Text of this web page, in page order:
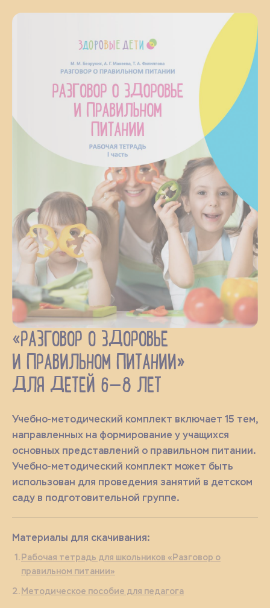
«РАЗГОВОР О ЗДОРОВЬЕ
И ПРАВИЛЬНОМ ПИТАНИИ»
ДЛЯ ДЕТЕЙ 6—8 ЛЕТ
Учебно-методический комплект включает 15 тем,
направленных на формирование у учащихся
основных представлений о правильном питании.
Учебно-методический комплект может быть
использован для проведения занятий в детском
саду в подготовительной группе.
Материалы для скачивания:
Рабочая тетрадь для школьников «Разговор о
правильном питании»
Методическое пособие для педагога